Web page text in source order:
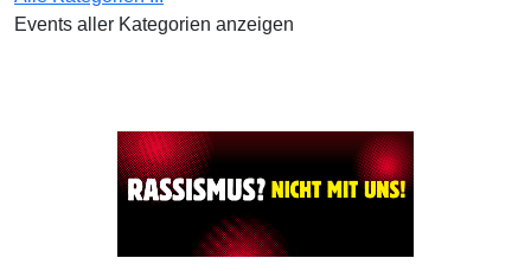
Events aller Kategorien anzeigen